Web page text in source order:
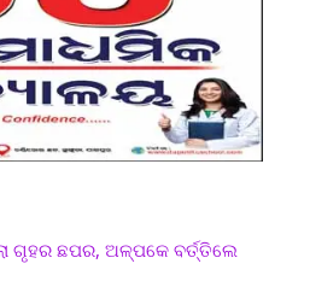
ଗୃହର ଛପର, ଅଳ୍ପକେ ବର୍ତ୍ତିଲେ